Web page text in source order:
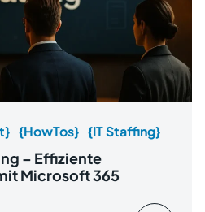
{HowTos} {IT Staffing}
– Effiziente
Microsoft 365